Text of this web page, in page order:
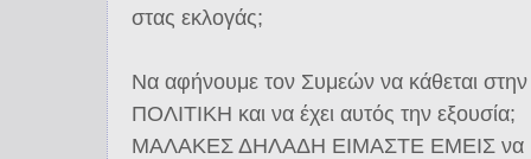
στας εκλογάς;
Να αφήνουμε τον Συμεών να κάθεται
ΠΟΛΙΤΙΚΗ και να έχει αυτός την εξουσία;
ΜΑΛΑΚΕΣ ΔΗΛΑΔΗ ΕΙΜΑΣΤΕ ΕΜΕΙΣ να